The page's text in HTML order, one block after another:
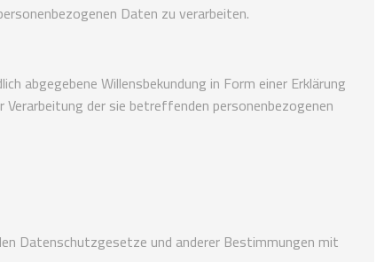
Daten zu verarbeiten.
abgegebene Willensbekundung in Form einer Erklärung
der sie betreffenden personenbezogenen
Datenschutzgesetze und anderer Bestimmungen mit